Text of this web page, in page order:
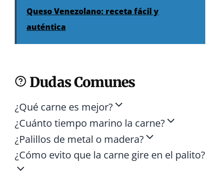
Queso Venezolano: receta fácil y
auténtica
Dudas Comunes
¿Qué carne es mejor?
¿Cuánto tiempo marino la carne?
¿Palillos de metal o madera?
¿Cómo evito que la carne gire en el palito?